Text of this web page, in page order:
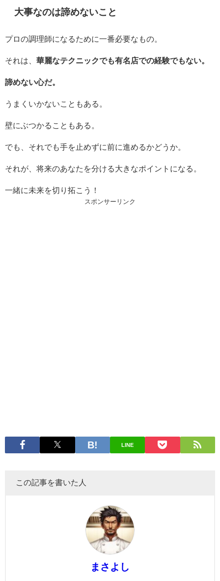
大事なのは諦めないこと
プロの調理師になるために一番必要なもの。
それは、 華麗なテクニックでも有名店での経験でもない。
諦めない心だ。
うまくいかないこともある。
壁にぶつかることもある。
でも、それでも手を止めずに前に進めるかどうか。
それが、将来のあなたを分ける大きなポイントになる。
一緒に未来を切り拓こう！
スポンサーリンク
LINE
この記事を書いた人
まさよし